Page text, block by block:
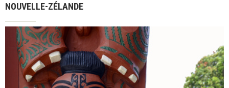
NOUVELLE-ZÉLANDE